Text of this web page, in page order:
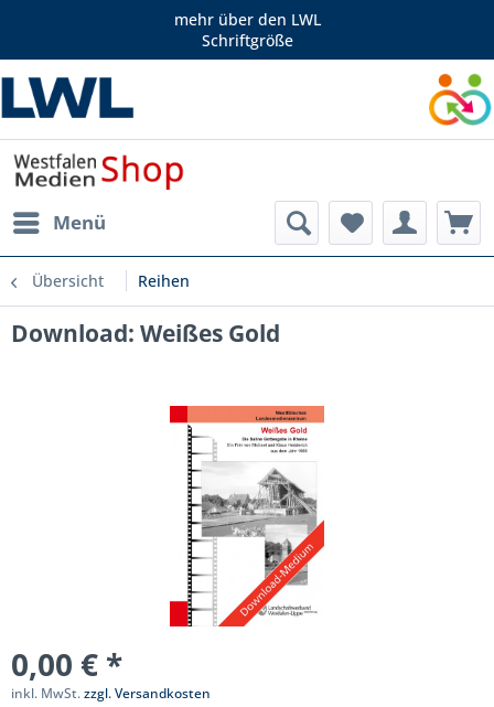
mehr über den LWL
Schriftgröße
Menü
Übersicht Reihen
Download: Weißes Gold
0,00 € *
inkl. MwSt.zzgl. Versandkosten